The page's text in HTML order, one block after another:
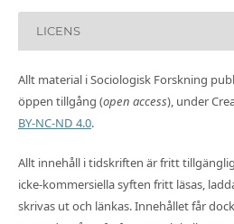
LICENS
Allt material i Sociologisk Forskning
öppen tillgång (open access), under
BY-NC-ND 4.0.
Allt innehåll i tidskriften är fritt
icke-kommersiella syften fritt läsas,
skrivas ut och länkas. Innehållet får